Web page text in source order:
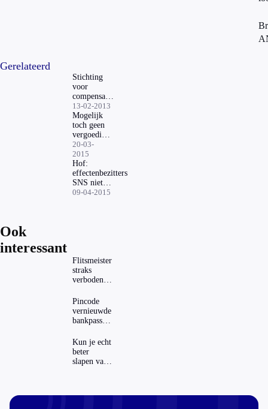
Gerelateerd
Stichting
voor
compensatie
SNS
Participatie
Certificaten
opgericht
13-02-2013
Mogelijk
toch geen
vergoeding
SNS-
beleggers
20-03-
2015
Hof:
effectenbezitters
SNS niet
benadeeeld
09-04-2015
Ook
interessant
Flitsmeister
straks
verboden?
regels in
Nederland
en het
buitenland
Pincode
vernieuwde
bankpassen
ING-app:
is dat wel
veilig?
Kun je echt
beter
slapen van